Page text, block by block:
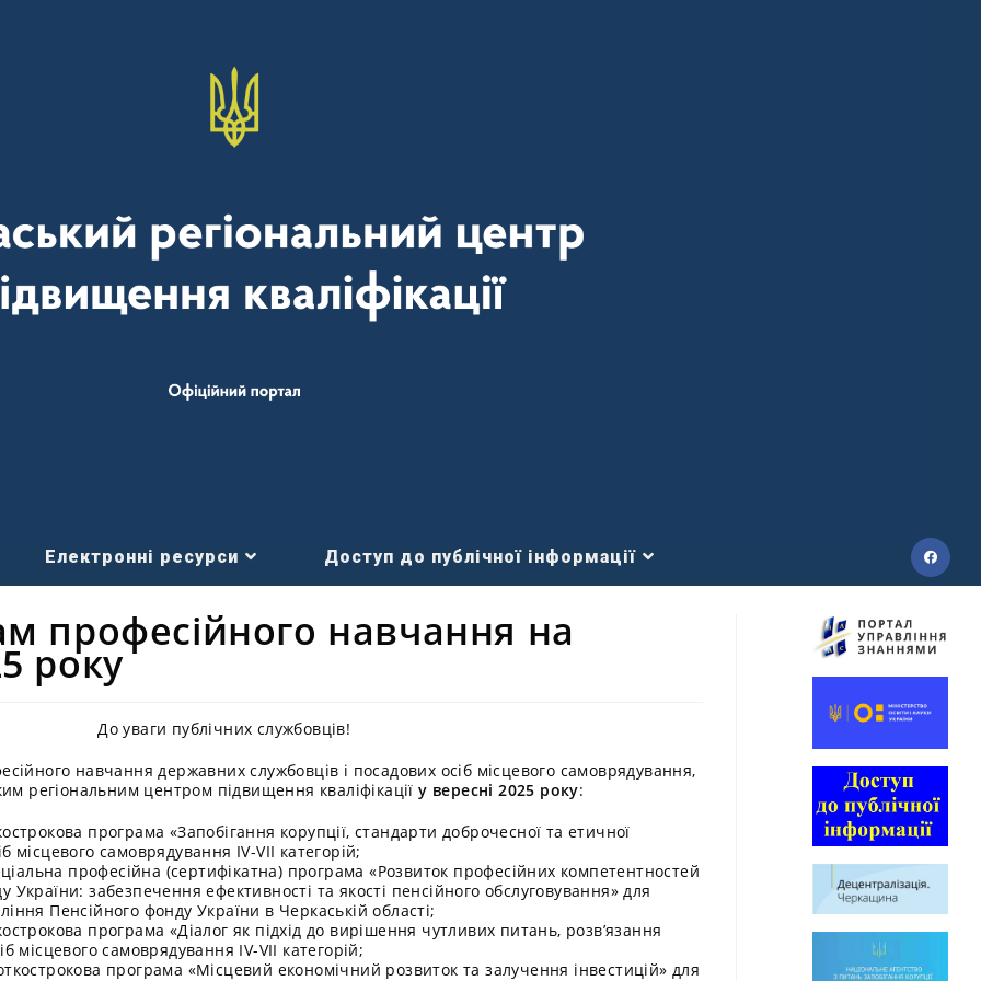
Електронні ресурси Доступ до публічної інформації
професійного навчання на
року
До уваги публічних службовців!
навчання державних службовців і посадових осіб місцевого самоврядування,
регіональним центром підвищення кваліфікаціїу вересні 2025 року:
програма «Запобігання корупції, стандарти доброчесної та етичної
місцевого самоврядування IV-VII категорій;
професійна (сертифікатна) програма «Розвиток професійних компетентностей
України: забезпечення ефективності та якості пенсійного обслуговування» для
Пенсійного фонду України в Черкаській області;
програма «Діалог як підхід до вирішення чутливих питань, розв’язання
місцевого самоврядування IV-VII категорій;
програма «Місцевий економічний розвиток та залучення інвестицій» для